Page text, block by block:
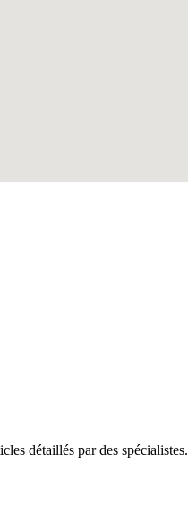
détaillés par des spécialistes.